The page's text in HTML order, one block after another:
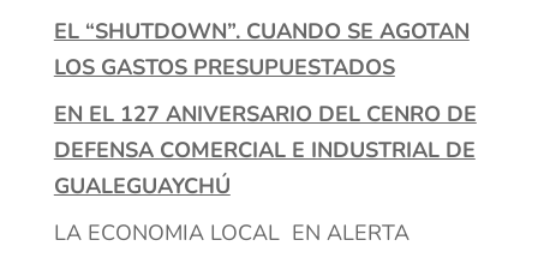
EL “SHUTDOWN”. CUANDO SE AGOTAN
LOS GASTOS PRESUPUESTADOS
EN EL 127 ANIVERSARIO DEL CENRO DE
DEFENSA COMERCIAL E INDUSTRIAL DE
GUALEGUAYCHÚ
LA ECONOMIA LOCAL EN ALERTA